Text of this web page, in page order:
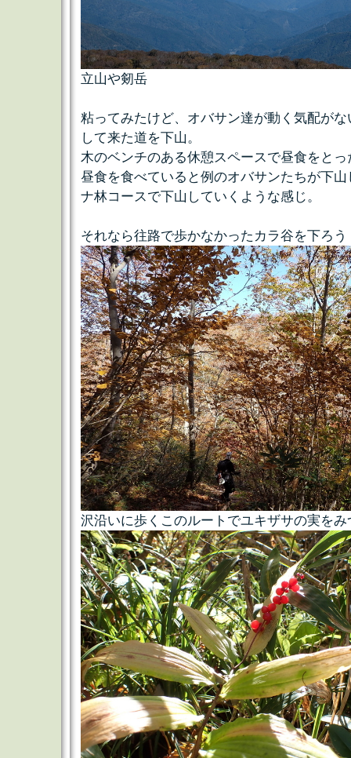
立山や剱岳
粘ってみたけど、オバサン達が動く気配が
して来た道を下山。
木のベンチのある休憩スペースで昼食をとっ
昼食を食べていると例のオバサンたちが下
ナ林コースで下山していくような感じ。
それなら往路で歩かなかったカラ谷を下ろう
沢沿いに歩くこのルートでユキザサの実をみ